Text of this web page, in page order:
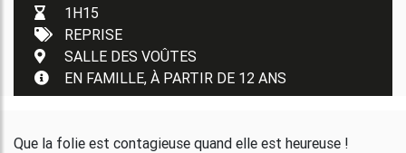
1H15
REPRISE
SALLE DES VOÛTES
EN FAMILLE, À PARTIR DE 12 ANS
Que la folie est contagieuse quand elle est heureuse !